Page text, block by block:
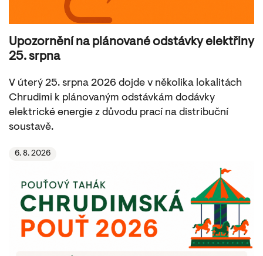
Upozornění na plánované odstávky elektřiny
25. srpna
V úterý 25. srpna 2026 dojde v několika lokalitách
Chrudimi k plánovaným odstávkám dodávky
elektrické energie z důvodu prací na distribuční
soustavě.
6. 8. 2026